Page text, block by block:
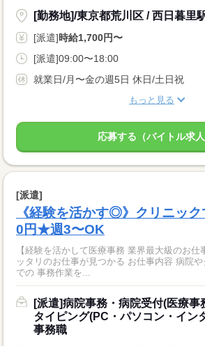
[勤務地]/東京都荒川区 / 西日暮里
[派遣]時給1,700円〜
[派遣]09:00〜18:00
就業日/月〜金の週5日 休日/土日祝
もっと見る
応募する（バイトル求人
[派遣]
《経験を活かす◎》クリニッ
0円★週3〜OK
【経験を活かして医療事務 業界最大級のお
ッタリのお仕事が見つかる お仕事内容 病院
での 事務作業を...
[派遣]病院事務・病院受付(医療事
タイピング(PC・パソコン・イン
事務職